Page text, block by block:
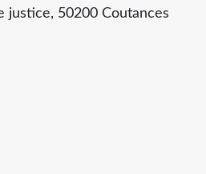
justice, 50200 Coutances